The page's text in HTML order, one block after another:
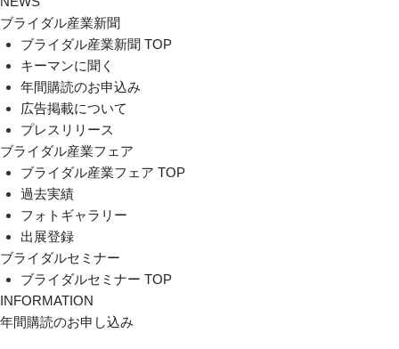
ブライダル産業新聞
ブライダル産業新聞 TOP
キーマンに聞く
年間購読のお申込み
広告掲載について
プレスリリース
ブライダル産業フェア
ブライダル産業フェア TOP
過去実績
フォトギャラリー
出展登録
ブライダルセミナー
ブライダルセミナー TOP
INFORMATION
年間購読のお申し込み